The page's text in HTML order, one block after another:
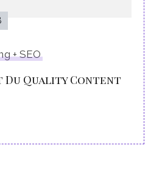
+ SEO
Quality Content